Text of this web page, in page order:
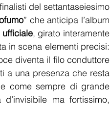
del settantaseiesimo
” che anticipa l’album
, girato interamente
in scena elementi precisi:
diventa il filo conduttore
a una presenza che resta
come sempre di grande
ma fortissimo,